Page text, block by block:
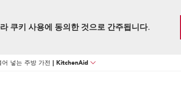
쿠키 사용에 동의한 것으로 간주됩니다.
어 넣는 주방 가전 | KitchenAid